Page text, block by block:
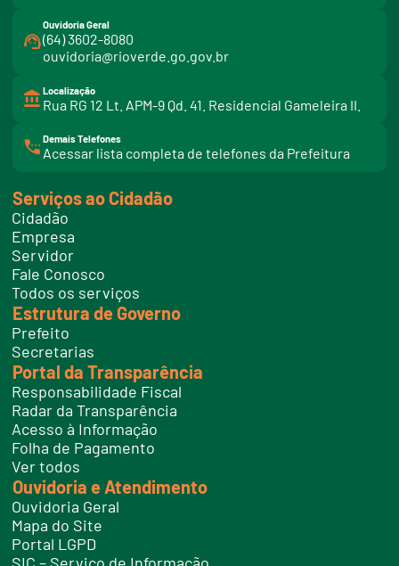
Ouvidoria Geral
(64) 3602-8080
ouvidoria@rioverde.go.gov.br
Localização
Rua RG 12 Lt. APM-9 Qd. 41. Residencial Gameleira II.
Demais Telefones
Acessar lista completa de telefones da Prefeitura
i
t
e
l
f
o
e
s
Serviços ao Cidadão
Cidadão
Empresa
Servidor
Fale Conosco
Todos os serviços
Estrutura de Governo
Prefeito
Secretarias
Portal da Transparência
Responsabilidade Fiscal
Radar da Transparência
Acesso à Informação
Folha de Pagamento
Ver todos
Ouvidoria e Atendimento
Ouvidoria Geral
Mapa do Site
Portal LGPD
SIC – Serviço de Informação